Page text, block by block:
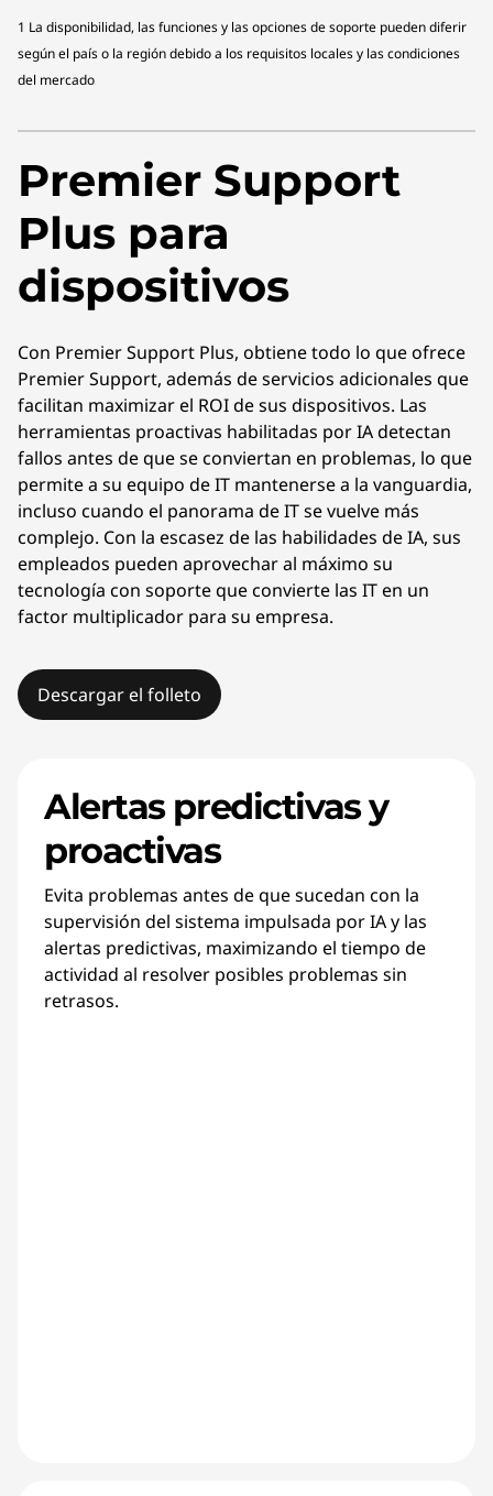
1 La disponibilidad, las funciones y las opciones de soporte pueden diferir
según el país o la región debido a los requisitos locales y las condiciones
del mercado
Premier Support
Plus para
dispositivos
Con Premier Support Plus, obtiene todo lo que ofrece
Premier Support, además de servicios adicionales que
facilitan maximizar el ROI de sus dispositivos. Las
herramientas proactivas habilitadas por IA detectan
fallos antes de que se conviertan en problemas, lo que
permite a su equipo de IT mantenerse a la vanguardia,
incluso cuando el panorama de IT se vuelve más
complejo. Con la escasez de las habilidades de IA, sus
empleados pueden aprovechar al máximo su
tecnología con soporte que convierte las IT en un
factor multiplicador para su empresa.
Descargar el folleto
Alertas predictivas y
proactivas
Evita problemas antes de que sucedan con la
supervisión del sistema impulsada por IA y las
alertas predictivas, maximizando el tiempo de
actividad al resolver posibles problemas sin
retrasos.